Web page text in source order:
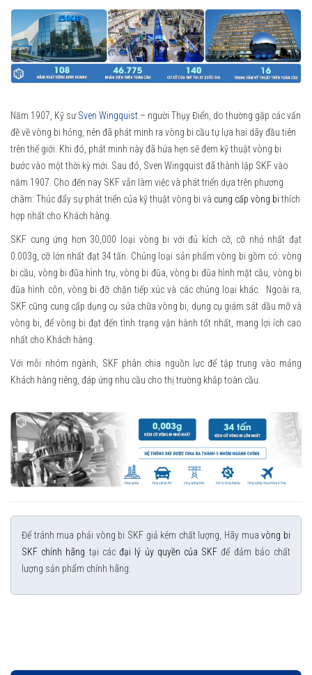
Năm 1907, Kỹ sưSven Wingquist – người Thụy Điển, do thường gặp các vấn
đề về vòng bi hỏng, nên đã phát minh ra vòng bi cầu tự lựa hai dãy đầu tiên
trên thế giới. Khi đó, phát minh này đã hứa hẹn sẽ đem kỹ thuật vòng bi
bước vào một thời kỳ mới. Sau đó, Sven Wingquist đã thành lập SKF vào
năm 1907. Cho đến nay SKF vẫn làm việc và phát triển dựa trên phương
châm: Thúc đẩy sự phát triển của kỹ thuật vòng bi và cung cấp vòng bi thích
hợp nhất cho Khách hàng.
SKF cung ứng hơn 30,000 loại vòng bi với đủ kích cỡ, cỡ nhỏ nhất đạt
0.003g, cỡ lớn nhất đạt 34 tấn. Chủng loại sản phẩm vòng bi gồm có: vòng
bi cầu, vòng bi đũa hình trụ, vòng bi đũa, vòng bi đũa hình mặt cầu, vòng bi
đũa hình côn, vòng bi đỡ chặn tiếp xúc và các chủng loại khác. Ngoài ra,
SKF cũng cung cấp dụng cụ sửa chữa vòng bi, dụng cụ giám sát dầu mỡ và
vòng bi, để vòng bi đạt đến tình trạng vận hành tốt nhất, mang lợi ích cao
nhất cho Khách hàng.
Với mỗi nhóm ngành, SKF phân chia nguồn lực để tập trung vào mảng
Khách hàng riêng, đáp ứng nhu cầu cho thị trường khắp toàn cầu.
Để tránh mua phải vòng bi SKF giả kém chất lượng, Hãy muavòng bi
SKF chính hãng tại cácđại lý ủy quyền của SKF để đảm bảo chất
lượng sản phẩm chính hãng.